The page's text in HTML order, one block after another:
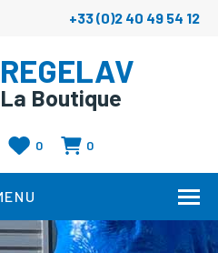
+33 (0)2 40 49 54 12
REGELAV
La Boutique
0 0